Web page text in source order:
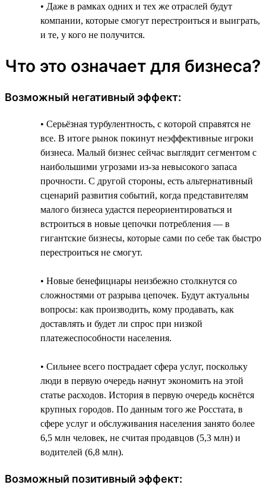
• Даже в рамках одних и тех же отраслей будут
компании, которые смогут перестроиться и выиграть,
и те, у кого не получится.
Что это означает для бизнеса?
Возможный негативный эффект:
• Серьёзная турбулентность, с которой справятся не
все. В итоге рынок покинут неэффективные игроки
бизнеса. Малый бизнес сейчас выглядит сегментом с
наибольшими угрозами из-за невысокого запаса
прочности. С другой стороны, есть альтернативный
сценарий развития событий, когда представителям
малого бизнеса удастся переориентироваться и
встроиться в новые цепочки потребления — в
гигантские бизнесы, которые сами по себе так быстро
перестроиться не смогут.
• Новые бенефициары неизбежно столкнутся со
сложностями от разрыва цепочек. Будут актуальны
вопросы: как производить, кому продавать, как
доставлять и будет ли спрос при низкой
платежеспособности населения.
• Сильнее всего пострадает сфера услуг, поскольку
люди в первую очередь начнут экономить на этой
статье расходов. История в первую очередь коснётся
крупных городов. По данным того же Росстата, в
сфере услуг и обслуживания населения занято более
6,5 млн человек, не считая продавцов (5,3 млн) и
водителей (6,8 млн).
Возможный позитивный эффект: